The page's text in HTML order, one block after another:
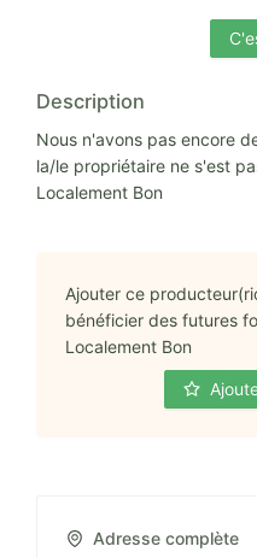
Description
Nous n'avons pas encore
la/le propriétaire ne s'est
Localement Bon
Ajouter ce
bénéficier des futures
Localement Bon
Adresse complète